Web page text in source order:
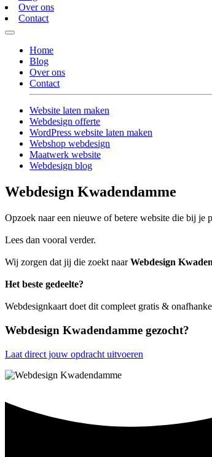
Over ons
Contact
Home
Blog
Over ons
Contact
Website laten maken
Webdesign offerte
WordPress website laten maken
Webshop webdesign
Maatwerk website
Webdesign blog
Webdesign Kwadendamme
Opzoek naar een nieuwe of betere website die bij je
Lees dan vooral verder.
Wij zorgen dat jij die zoekt naarWebdesign
Het beste gedeelte?
Webdesignkaart doet dit compleet gratis &
Webdesign Kwadendamme gezocht?
Laat direct jouw opdracht uitvoeren